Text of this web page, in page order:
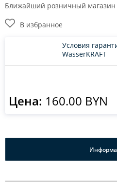
Ближайший розничный магазин
В избранное
Условия
WasserKRAFT
Цена: 160.00 BYN